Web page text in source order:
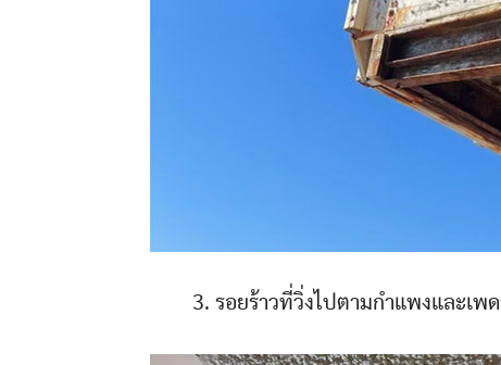
3. รอยร้าวที่วิ่งไปตามกำแพงและเพ